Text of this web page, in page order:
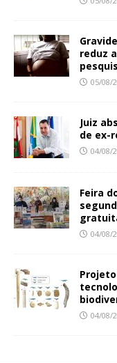
reduz
05/08/
Juiz
de ex-
04/08/
Feira
04/08/
04/08/